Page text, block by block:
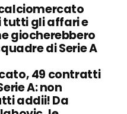
tutti gli affari e
giocherebbero
di Serie A
49 contratti
A: non
addii! Da